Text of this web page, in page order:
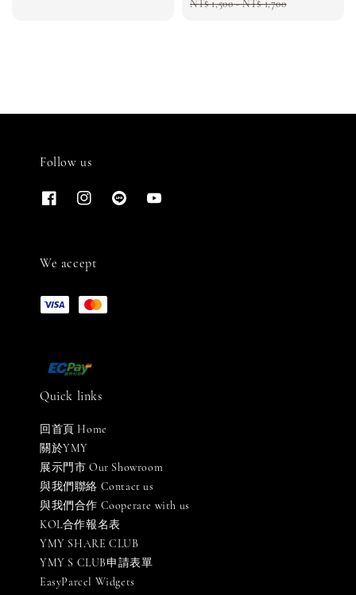
price
NT$ 1,500-NT$ 1,700
Follow us
We accept
Quick links
回首頁 Home
關於YMY
展示門市 Our Showroom
與我們聯絡 Contact us
與我們合作 Cooperate with us
KOL合作報名表
YMY SHARE CLUB
YMY S CLUB申請表單
EasyParcel Widgets